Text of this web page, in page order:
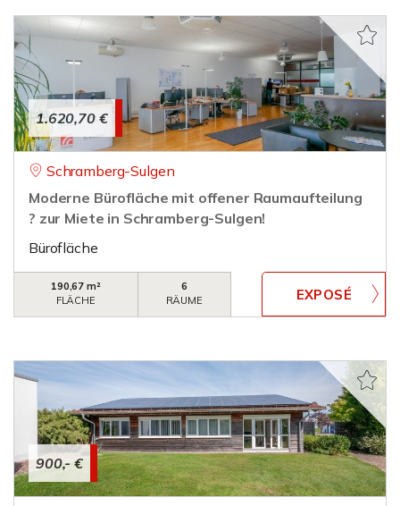
1.620,70 €
Schramberg-Sulgen
Moderne Bürofläche mit offener Raumaufteilung
? zur Miete in Schramberg-Sulgen!
Bürofläche
190,67 m²
FLÄCHE
6
RÄUME
900,- €